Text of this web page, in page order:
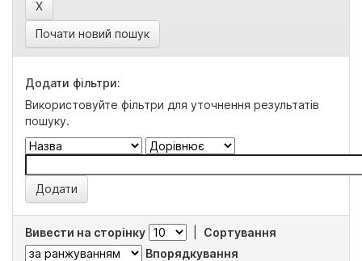
Почати новий пошук
Додати фільтри:
Використовуйте фільтри для уточнення результатів
пошуку.
Вивести на сторінку
Сортування
Впорядкування